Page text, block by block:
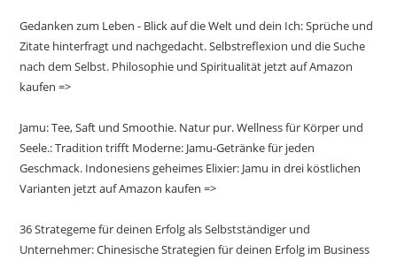
Gedanken zum Leben - Blick auf die Welt und dein Ich: Sprüche und
Zitate hinterfragt und nachgedacht. Selbstreflexion und die Suche
nach dem Selbst. Philosophie und Spiritualität jetzt auf Amazon
kaufen =>
Jamu: Tee, Saft und Smoothie. Natur pur. Wellness für Körper und
Seele.: Tradition trifft Moderne: Jamu-Getränke für jeden
Geschmack. Indonesiens geheimes Elixier: Jamu in drei köstlichen
Varianten jetzt auf Amazon kaufen =>
36 Strategeme für deinen Erfolg als Selbstständiger und
Unternehmer: Chinesische Strategien für deinen Erfolg im Business